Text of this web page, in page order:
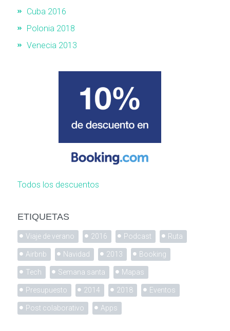
Cuba 2016
Polonia 2018
Venecia 2013
Todos los descuentos
ETIQUETAS
Viaje de verano 2016 Podcast Ruta
Airbnb Navidad 2013 Booking
Tech Semana santa Mapas
Presupuesto 2014 2018 Eventos
Post colaborativo Apps